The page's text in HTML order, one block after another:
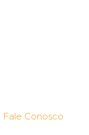
Fale Conosco